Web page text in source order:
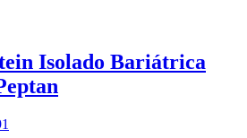
Isolado Bariátrica